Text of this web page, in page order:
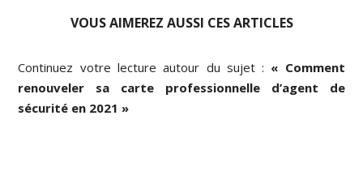
VOUS AIMEREZ AUSSI CES ARTICLES
Continuez votre lecture autour du sujet : « Comment
renouveler sa carte professionnelle d’agent de
sécurité en 2021 »